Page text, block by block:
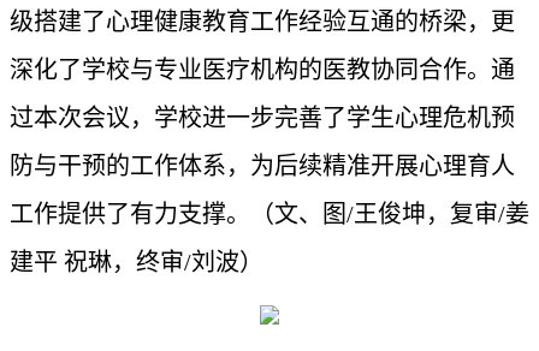
级搭建了心理健康教育工作经验互通的桥梁，更
深化了学校与专业医疗机构的医教协同合作。通
过本次会议，学校进一步完善了学生心理危机预
防与干预的工作体系，为后续精准开展心理育人
工作提供了有力支撑。（文、图/王俊坤，复审/姜
建平 祝琳，终审/刘波）